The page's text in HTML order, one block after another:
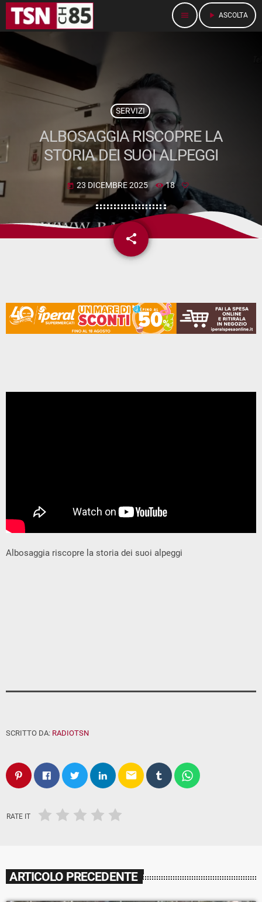
menu play_arrow ASCOLTA
SERVIZI
ALBOSAGGIA RISCOPRE LA
STORIA DEI SUOI ALPEGGI
today 23 DICEMBRE 2025 18
share
email
Albosaggia riscopre la storia dei suoi alpeggi
SCRITTO DA: RADIOTSN
email
RATE IT
ARTICOLO PRECEDENTE